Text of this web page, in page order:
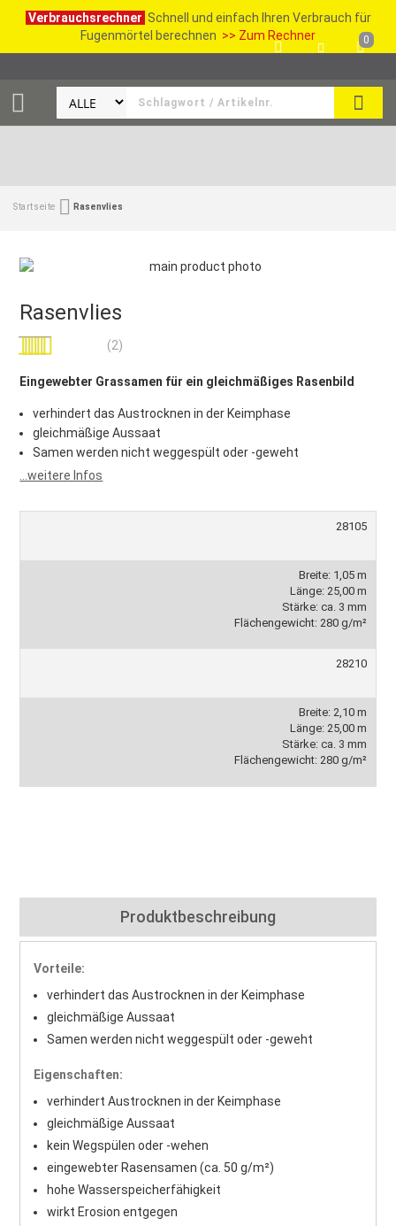
Verbrauchsrechner Schnell und einfach Ihren Verbrauch für
Fugenmörtel berechnen >> Zum Rechner
SUCHE
0
Startseite Rasenvlies
Rasenvlies
(2)
Eingewebter Grassamen für ein gleichmäßiges Rasenbild
verhindert das Austrocknen in der Keimphase
gleichmäßige Aussaat
Samen werden nicht weggespült oder -geweht
...weitere Infos
28105
Breite: 1,05 m
Länge: 25,00 m
Stärke: ca. 3 mm
Flächengewicht: 280 g/m²
28210
Breite: 2,10 m
Länge: 25,00 m
Stärke: ca. 3 mm
Flächengewicht: 280 g/m²
Produktbeschreibung
Vorteile:
verhindert das Austrocknen in der Keimphase
gleichmäßige Aussaat
Samen werden nicht weggespült oder -geweht
Eigenschaften:
verhindert Austrocknen in der Keimphase
gleichmäßige Aussaat
kein Wegspülen oder -wehen
eingewebter Rasensamen (ca. 50 g/m²)
hohe Wasserspeicherfähigkeit
wirkt Erosion entgegen